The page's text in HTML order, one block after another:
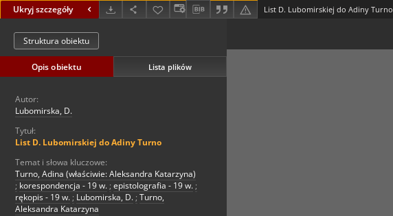
Ukryj szczegóły List D. Lubomirskiej do Adiny Turno
Struktura obiektu
Opis obiektu Lista plików
Autor:
Lubomirska, D.
Tytuł:
List D. Lubomirskiej do Adiny Turno
Temat i słowa kluczowe:
Turno, Adina (właściwie: Aleksandra Katarzyna)
; korespondencja - 19 w. ; epistolografia - 19 w. ;
rękopis - 19 w. ; Lubomirska, D. ; Turno,
Aleksandra Katarzyna